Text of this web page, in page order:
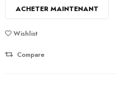
ACHETER MAINTENANT
Wishlist
Compare